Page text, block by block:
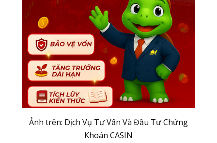
Ảnh trên: Dịch Vụ Tư Vấn Và Đầu Tư Chứng
Khoán CASIN